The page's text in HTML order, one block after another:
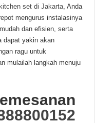
set di Jakarta, Anda
mengurus instalasinya
dan efisien, serta
dapat yakin akan
ragu untuk
mulailah langkah menuju